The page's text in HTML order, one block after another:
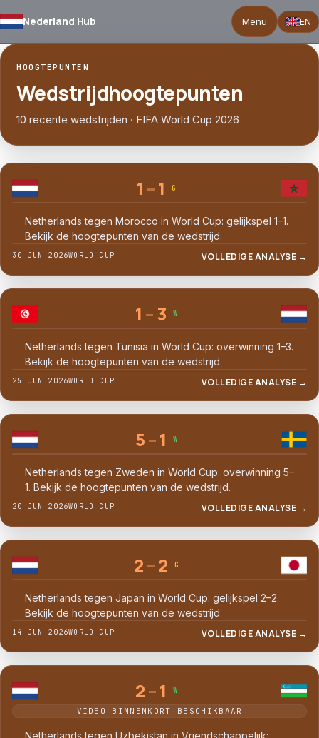
Nederland Hub Menu EN
HOOGTEPUNTEN
Wedstrijdhoogtepunten
10 recente wedstrijden · FIFA World Cup 2026
1 –1 G
Netherlands tegen Morocco in World Cup: gelijkspel 1–1.
Bekijk de hoogtepunten van de wedstrijd.
30 JUN 2026WORLD CUP VOLLEDIGE ANALYSE →
1 –3 W
Netherlands tegen Tunisia in World Cup: overwinning 1–3.
Bekijk de hoogtepunten van de wedstrijd.
25 JUN 2026WORLD CUP VOLLEDIGE ANALYSE →
5–1 W
Netherlands tegen Zweden in World Cup: overwinning 5–
1. Bekijk de hoogtepunten van de wedstrijd.
20 JUN 2026WORLD CUP VOLLEDIGE ANALYSE →
2–2 G
Netherlands tegen Japan in World Cup: gelijkspel 2–2.
Bekijk de hoogtepunten van de wedstrijd.
14 JUN 2026WORLD CUP VOLLEDIGE ANALYSE →
2–1 W
VIDEO BINNENKORT BESCHIKBAAR
Netherlands tegen Uzbekistan in Vriendschappelijk: